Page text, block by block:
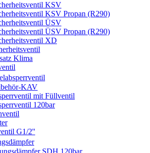
KSV
KSV Propan (R290)
ÜSV
ÜSV Propan (R290)
XD
Klima
KAV
mit Füllventil
120bar
G1/2''
SDH 120bar